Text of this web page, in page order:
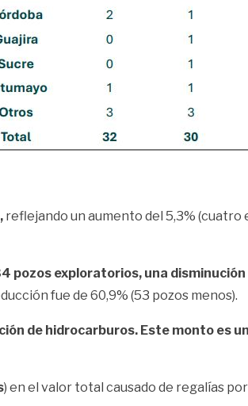
reflejando un aumento del 5,3% (cuatro
pozos exploratorios, una
fue de 60,9% (53 pozos menos).
de hidrocarburos. Este monto es
) en el valor total causado de regalías